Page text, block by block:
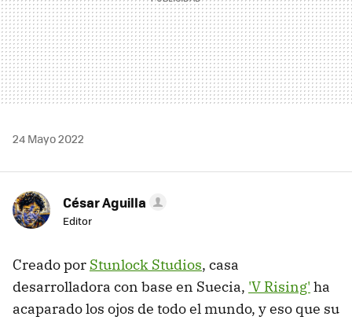
24 Mayo 2022
César Aguilla
Editor
Creado por Stunlock Studios, casa
desarrolladora con base en Suecia, 'V Rising' ha
acaparado los ojos de todo el mundo, y eso que su